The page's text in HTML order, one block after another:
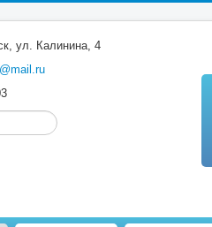
ул. Калинина, 4